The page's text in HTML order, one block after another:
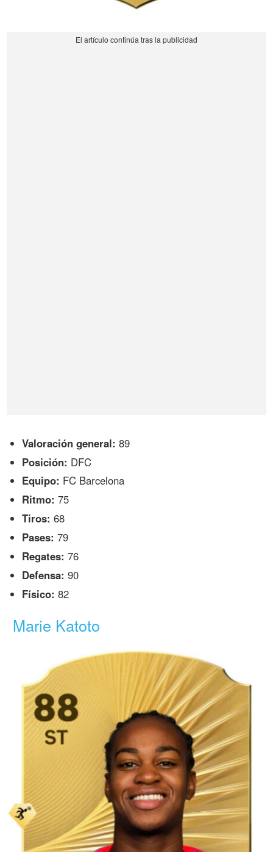
Valoración general: 89
Posición: DFC
Equipo: FC Barcelona
Ritmo: 75
Tiros: 68
Pases: 79
Regates: 76
Defensa: 90
Físico: 82
Marie Katoto